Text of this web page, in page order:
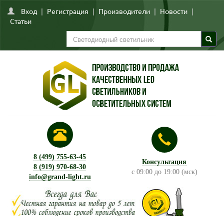
Вход | Регистрация | Производители | Новости |
Статьи
8 (499) 755-63-45
8 (919) 970-68-30
info@grand-light.ru
Консультация
с 09:00 до 19:00 (мск)